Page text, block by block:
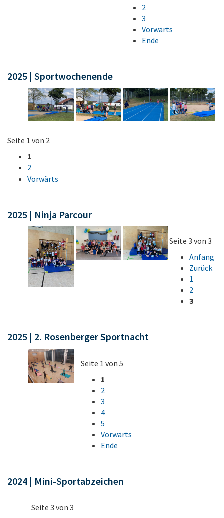
2
3
Vorwärts
Ende
2025 | Sportwochenende
Seite 1 von 2
1
2
Vorwärts
2025 | Ninja Parcour
Seite 3 von 3
Anfang
Zurück
1
2
3
2025 | 2. Rosenberger Sportnacht
Seite 1 von 5
1
2
3
4
5
Vorwärts
Ende
2024 | Mini-Sportabzeichen
Seite 3 von 3